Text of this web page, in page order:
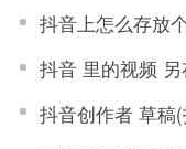
抖音创作者 草稿